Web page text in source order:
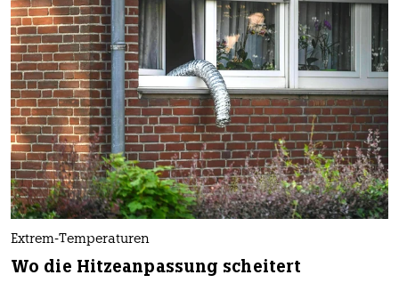
Extrem-Temperaturen
Wo die Hitzeanpassung scheitert